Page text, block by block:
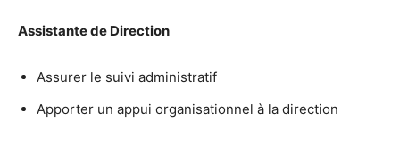
Assistante de Direction
Assurer le suivi administratif
Apporter un appui organisationnel à la direction